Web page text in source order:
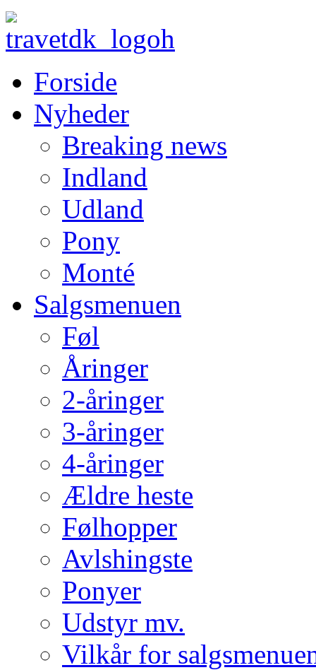
Forside
Nyheder
Breaking news
Indland
Udland
Pony
Monté
Salgsmenuen
Føl
Åringer
2-åringer
3-åringer
4-åringer
Ældre heste
Følhopper
Avlshingste
Ponyer
Udstyr mv.
Vilkår for